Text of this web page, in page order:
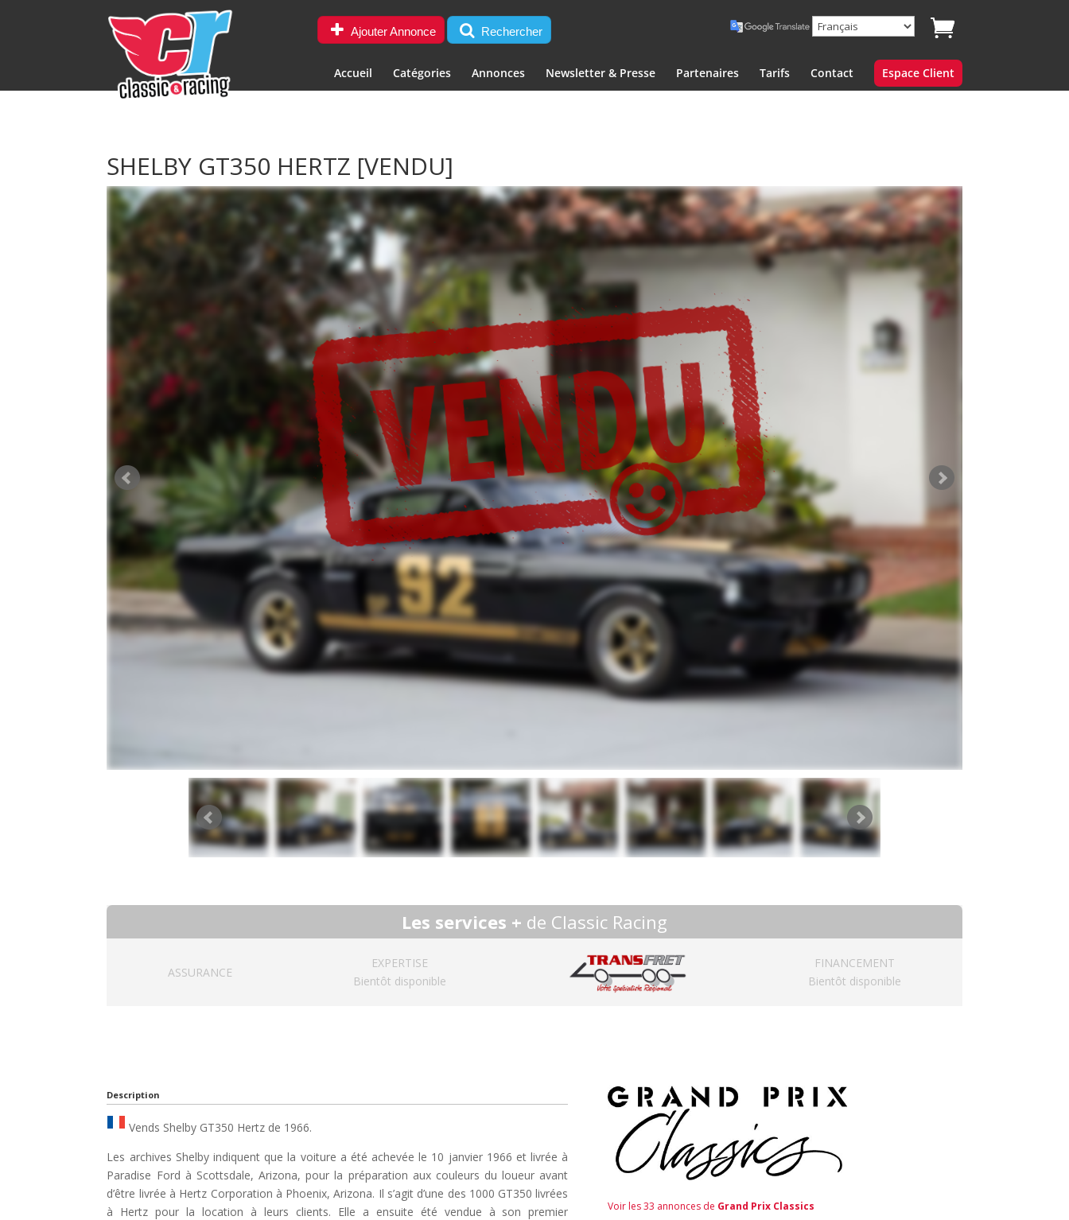
Ajouter Annonce Rechercher
Accueil Catégories Annonces Newsletter & Presse Partenaires Tarifs Contact Espace Client
SHELBY GT350 HERTZ [VENDU]
Les services + de Classic Racing
ASSURANCE
EXPERTISE
Bientôt disponible
FINANCEMENT
Bientôt disponible
Description
Vends Shelby GT350 Hertz de 1966.
Les archives Shelby indiquent que la voiture a été achevée le 10 janvier 1966 et livrée à
Paradise Ford à Scottsdale, Arizona, pour la préparation aux couleurs du loueur avant
d’être livrée à Hertz Corporation à Phoenix, Arizona. Il s’agit d’une des 1000 GT350 livrées
à Hertz pour la location à leurs clients. Elle a ensuite été vendue à son premier
Voir les 33 annonces de Grand Prix Classics